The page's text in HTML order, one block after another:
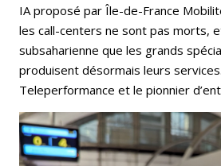
IA proposé par Île-de-France
les call-centers ne sont pas morts,
subsaharienne que les grands
produisent désormais leurs
Teleperformance et le pionnier